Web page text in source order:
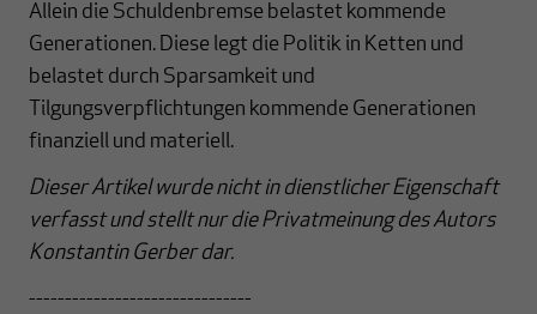
Allein die Schuldenbremse belastet kommende
Generationen. Diese legt die Politik in Ketten und
belastet durch Sparsamkeit und
Tilgungsverpflichtungen kommende Generationen
finanziell und materiell.
Dieser Artikel wurde nicht in dienstlicher Eigenschaft
verfasst und stellt nur die Privatmeinung des Autors
Konstantin Gerber dar.
-------------------------------